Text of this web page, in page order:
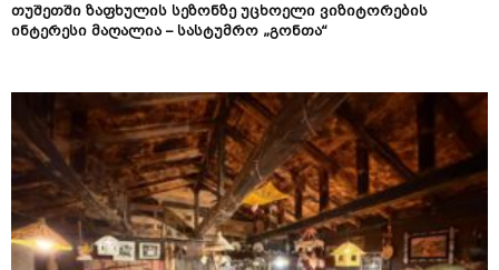
თუშეთში ზაფხულის სეზონზე უცხოელი ვიზიტორების
ინტერესი მაღალია – სასტუმრო „გონთა“